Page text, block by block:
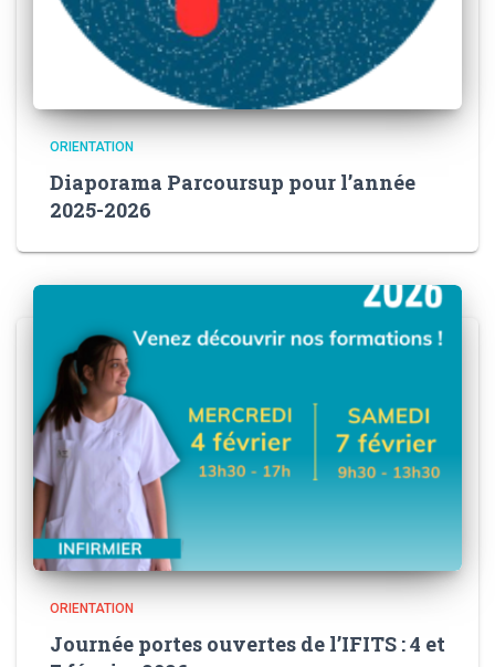
ORIENTATION
Diaporama Parcoursup pour l’année
2025-2026
ORIENTATION
Journée portes ouvertes de l’IFITS : 4 et